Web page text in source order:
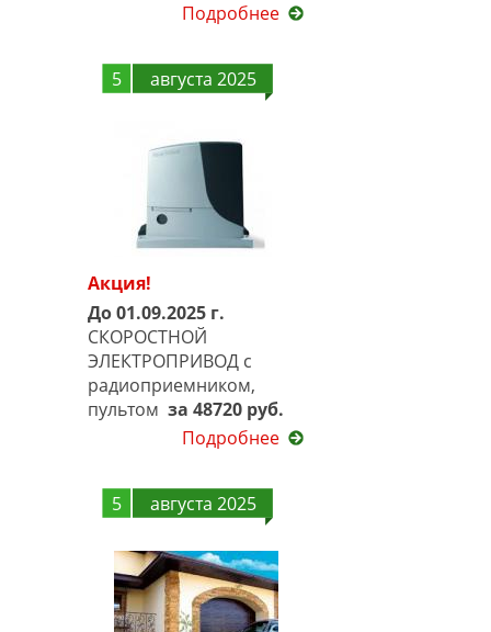
Подробнее
5 августа 2025
Акция!
До 01.09.2025 г.
СКОРОСТНОЙ
ЭЛЕКТРОПРИВОД с
радиоприемником,
пультом за 48720 руб.
Подробнее
5 августа 2025